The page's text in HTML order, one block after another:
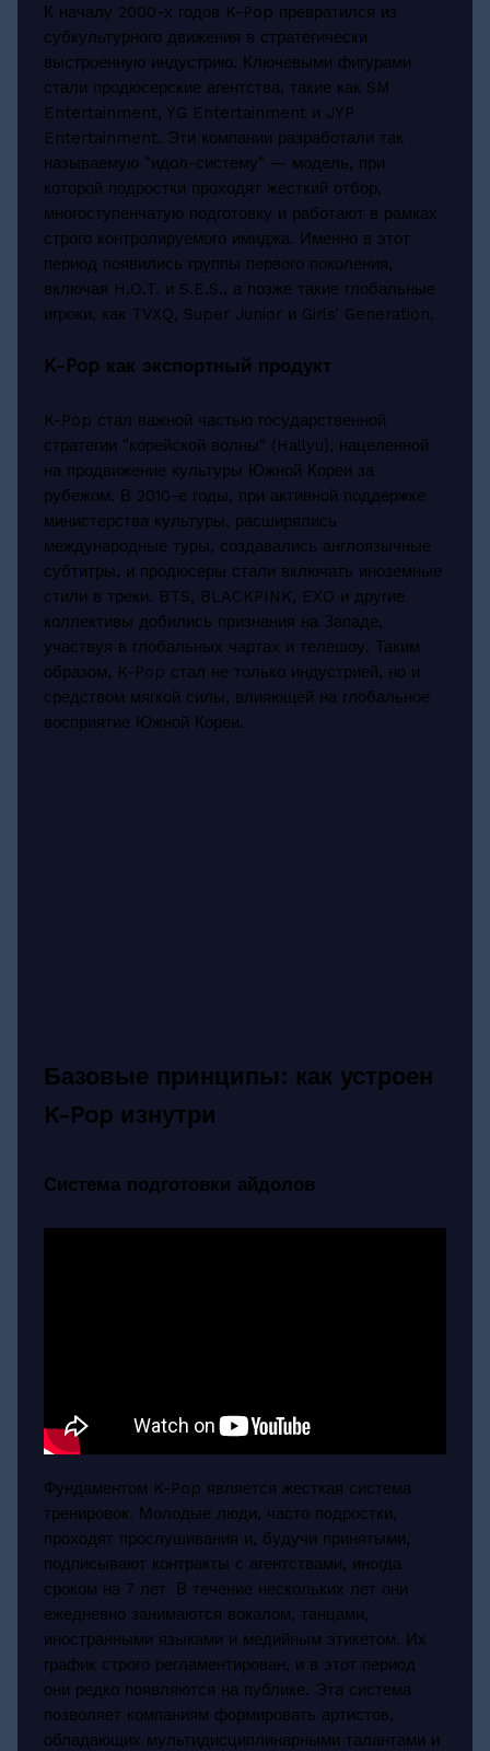
К началу 2000-х годов K-Pop превратился из
субкультурного движения в стратегически
выстроенную индустрию. Ключевыми фигурами
стали продюсерские агентства, такие как SM
Entertainment, YG Entertainment и JYP
Entertainment. Эти компании разработали так
называемую "идол-систему" — модель, при
которой подростки проходят жесткий отбор,
многоступенчатую подготовку и работают в рамках
строго контролируемого имиджа. Именно в этот
период появились группы первого поколения,
включая H.O.T. и S.E.S., а позже такие глобальные
игроки, как TVXQ, Super Junior и Girls’ Generation.
K-Pop как экспортный продукт
K-Pop стал важной частью государственной
стратегии "корейской волны" (Hallyu), нацеленной
на продвижение культуры Южной Кореи за
рубежом. В 2010-е годы, при активной поддержке
министерства культуры, расширялись
международные туры, создавались англоязычные
субтитры, и продюсеры стали включать иноземные
стили в треки. BTS, BLACKPINK, EXO и другие
коллективы добились признания на Западе,
участвуя в глобальных чартах и телешоу. Таким
образом, K-Pop стал не только индустрией, но и
средством мягкой силы, влияющей на глобальное
восприятие Южной Кореи.
Базовые принципы: как устроен
K-Pop изнутри
Система подготовки айдолов
Фундаментом K-Pop является жесткая система
тренировок. Молодые люди, часто подростки,
проходят прослушивания и, будучи принятыми,
подписывают контракты с агентствами, иногда
сроком на 7 лет. В течение нескольких лет они
ежедневно занимаются вокалом, танцами,
иностранными языками и медийным этикетом. Их
график строго регламентирован, и в этот период
они редко появляются на публике. Эта система
позволяет компаниям формировать артистов,
обладающих мультидисциплинарными талантами и